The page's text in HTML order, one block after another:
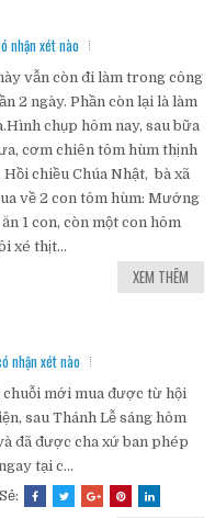
nhận xét nào
vẫn còn đi làm trong công
2 ngày. Phần còn lại là làm
chụp hôm nay, sau bữa
cơm chiên tôm hùm thịnh
Hồi chiều Chúa Nhật, bà xã
về 2 con tôm hùm: Mướng
1 con, còn một con hôm
xé thịt...
XEM THÊM
nhận xét nào
chuỗi mới mua được từ hội
sau Thánh Lễ sáng hôm
đã được cha xứ ban phép
tại c...